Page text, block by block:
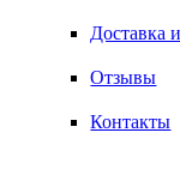
Доставка
Отзывы
Контакты